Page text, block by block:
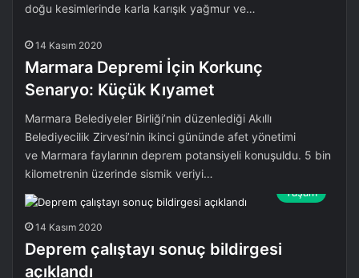
doğu kesimlerinde karla karışık yağmur ve…
14 Kasım 2020
Marmara Depremi İçin Korkunç
Senaryo: Küçük Kıyamet
Marmara Belediyeler Birliği’nin düzenlediği Akıllı
Belediyecilik Zirvesi’nin ikinci gününde afet yönetimi
ve Marmara faylarının deprem potansiyeli konuşuldu. 5 bin
kilometrenin üzerinde sismik veriyi…
Yaşam
14 Kasım 2020
Deprem çalıştayı sonuç bildirgesi
açıklandı